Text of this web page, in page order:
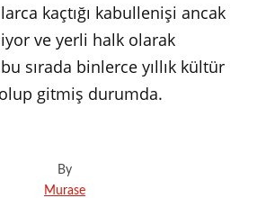
kaçtığı kabullenişi ancak
ve yerli halk olarak
sırada binlerce yıllık kültür
gitmiş durumda.
By
Murase